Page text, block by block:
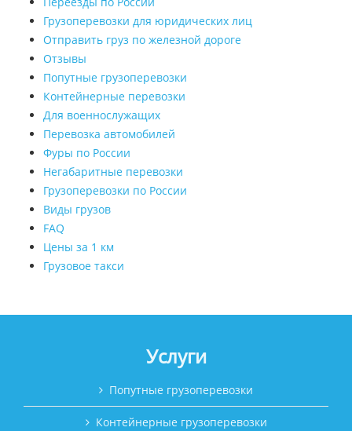
Грузоперевозки для юридических лиц
Отправить груз по железной дороге
Отзывы
Попутные грузоперевозки
Контейнерные перевозки
Для военнослужащих
Перевозка автомобилей
Фуры по России
Негабаритные перевозки
Грузоперевозки по России
Виды грузов
FAQ
Цены за 1 км
Грузовое такси
Услуги
Попутные грузоперевозки
Контейнерные грузоперевозки